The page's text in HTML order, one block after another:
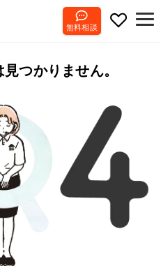
無料相談
つかりません。